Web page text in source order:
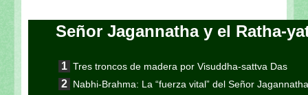
Señor Jagannatha y el Ratha-
Tres troncos de madera por Visuddha-sattva Das
Nabhi-Brahma: La “fuerza vital” del Señor